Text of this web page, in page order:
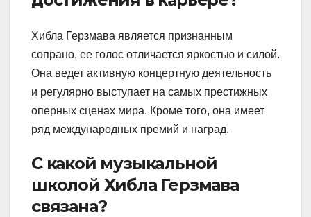
Хибла Герзмава является признанным
сопрано, ее голос отличается яркостью и силой.
Она ведет активную концертную деятельность
и регулярно выступает на самых престижных
оперных сценах мира. Кроме того, она имеет
ряд международных премий и наград.
С какой музыкальной
школой Хибла Герзмава
связана?